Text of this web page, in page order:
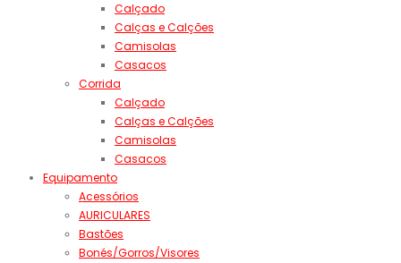
Calçado
Calças e Calções
Camisolas
Casacos
Corrida
Calçado
Calças e Calções
Camisolas
Casacos
Equipamento
Acessórios
AURICULARES
Bastões
Bonés/Gorros/Visores